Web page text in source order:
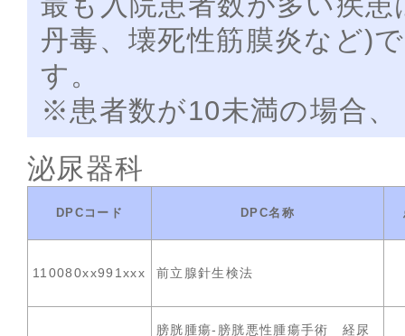
丹毒、壊死性筋膜炎など)
す。
※患者数が10未満の場合
泌尿器科
DPCコード DPC名称
110080xx991xxx 前立腺針生検法
膀胱腫瘍-膀胱悪性腫瘍手術 経尿